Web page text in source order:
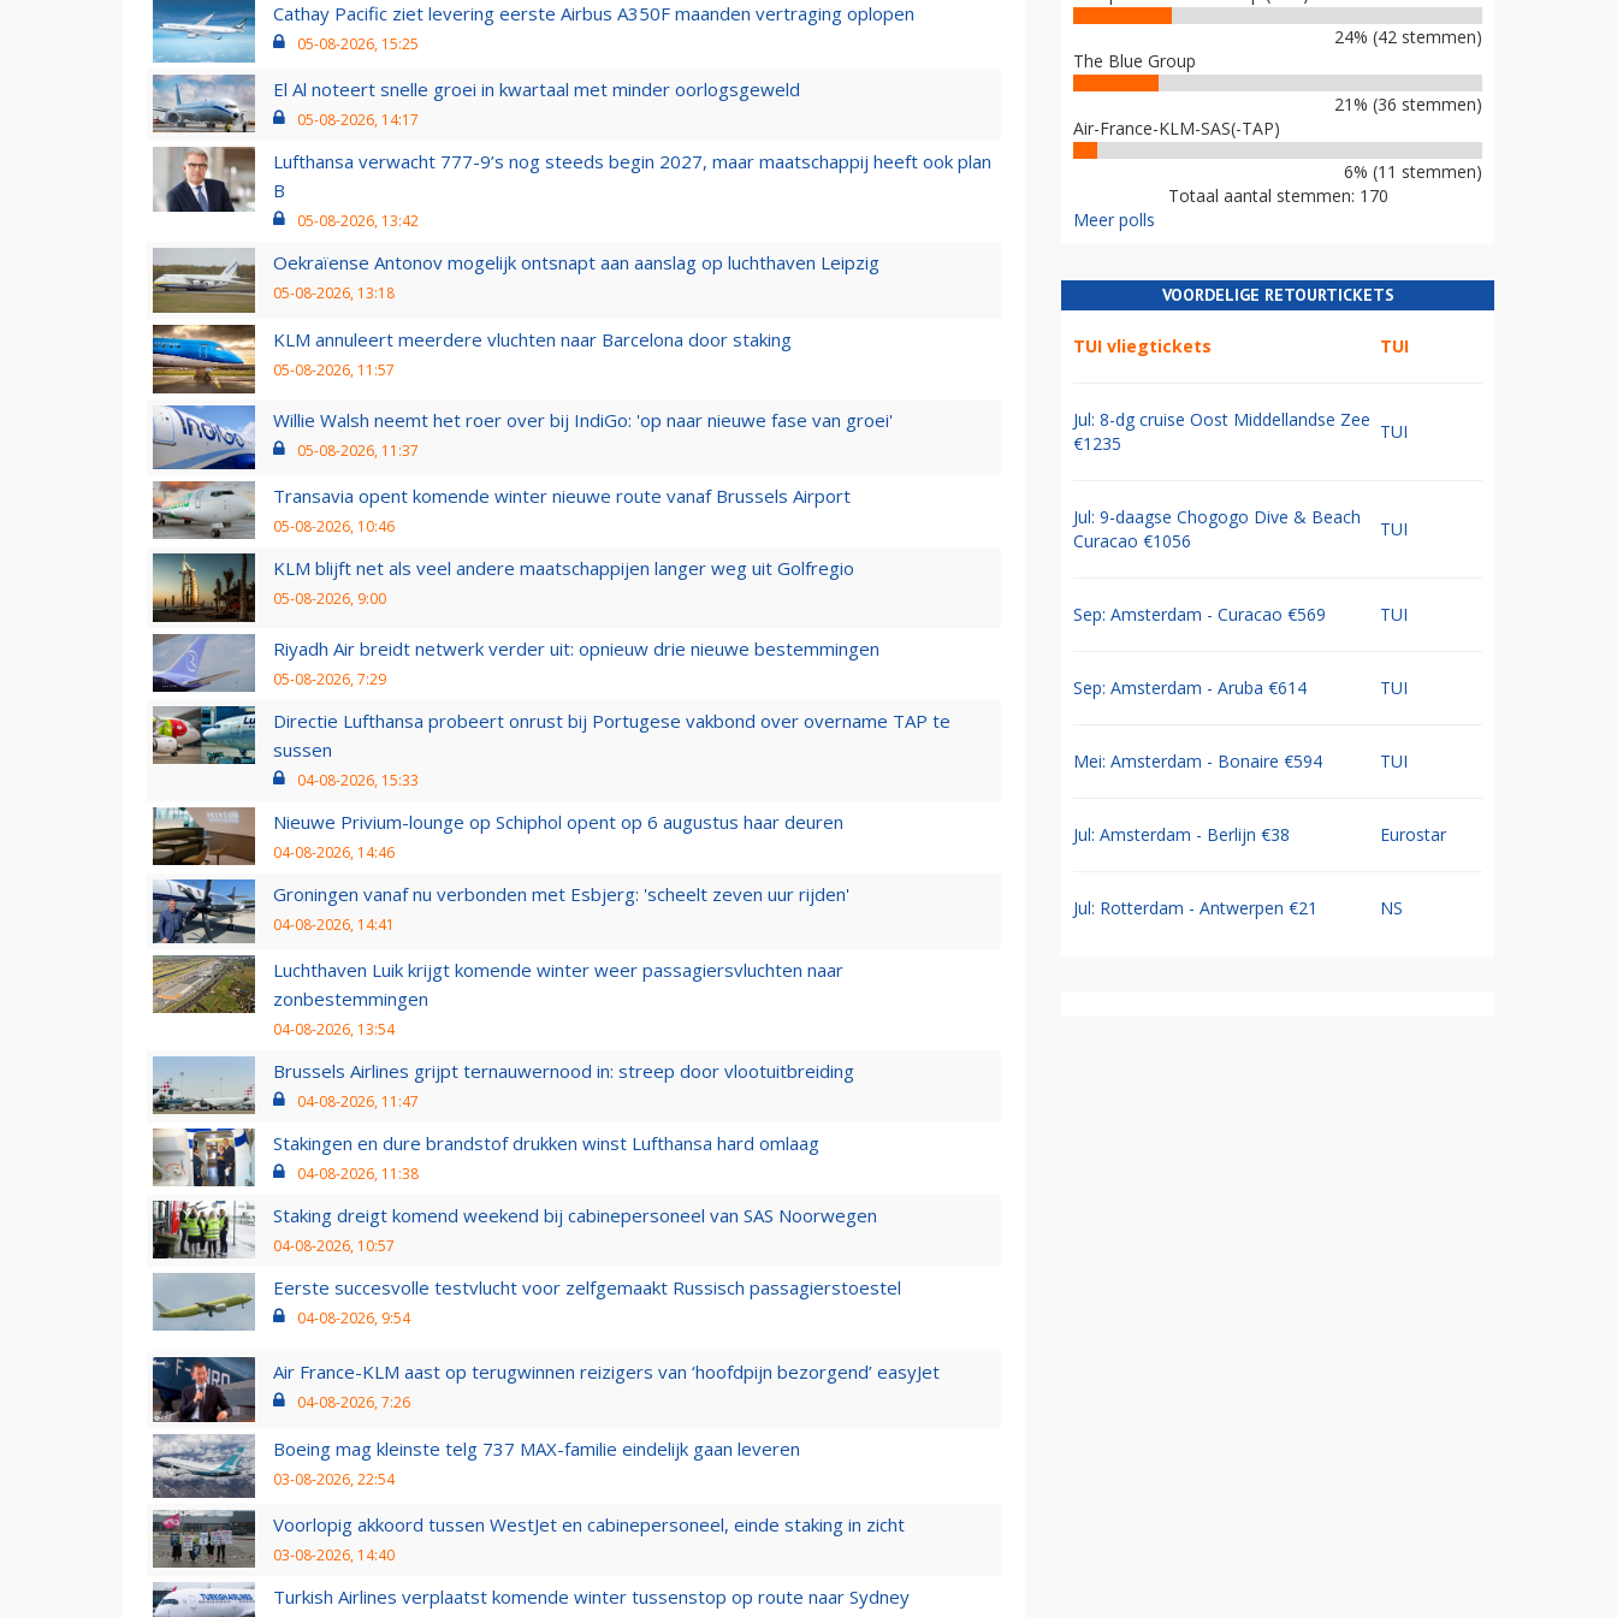
Cathay Pacific ziet levering eerste Airbus A350F maanden vertraging oplopen
05-08-2026, 15:25
El Al noteert snelle groei in kwartaal met minder oorlogsgeweld
05-08-2026, 14:17
Lufthansa verwacht 777-9’s nog steeds begin 2027, maar maatschappij heeft ook plan
B
05-08-2026, 13:42
Oekraïense Antonov mogelijk ontsnapt aan aanslag op luchthaven Leipzig
05-08-2026, 13:18
KLM annuleert meerdere vluchten naar Barcelona door staking
05-08-2026, 11:57
Willie Walsh neemt het roer over bij IndiGo: 'op naar nieuwe fase van groei'
05-08-2026, 11:37
Transavia opent komende winter nieuwe route vanaf Brussels Airport
05-08-2026, 10:46
KLM blijft net als veel andere maatschappijen langer weg uit Golfregio
05-08-2026, 9:00
Riyadh Air breidt netwerk verder uit: opnieuw drie nieuwe bestemmingen
05-08-2026, 7:29
Directie Lufthansa probeert onrust bij Portugese vakbond over overname TAP te
sussen
04-08-2026, 15:33
Nieuwe Privium-lounge op Schiphol opent op 6 augustus haar deuren
04-08-2026, 14:46
Groningen vanaf nu verbonden met Esbjerg: 'scheelt zeven uur rijden'
04-08-2026, 14:41
Luchthaven Luik krijgt komende winter weer passagiersvluchten naar
zonbestemmingen
04-08-2026, 13:54
Brussels Airlines grijpt ternauwernood in: streep door vlootuitbreiding
04-08-2026, 11:47
Stakingen en dure brandstof drukken winst Lufthansa hard omlaag
04-08-2026, 11:38
Staking dreigt komend weekend bij cabinepersoneel van SAS Noorwegen
04-08-2026, 10:57
Eerste succesvolle testvlucht voor zelfgemaakt Russisch passagierstoestel
04-08-2026, 9:54
Air France-KLM aast op terugwinnen reizigers van ‘hoofdpijn bezorgend’ easyJet
04-08-2026, 7:26
Boeing mag kleinste telg 737 MAX-familie eindelijk gaan leveren
03-08-2026, 22:54
Voorlopig akkoord tussen WestJet en cabinepersoneel, einde staking in zicht
03-08-2026, 14:40
Turkish Airlines verplaatst komende winter tussenstop op route naar Sydney
24% (42 stemmen)
The Blue Group
21% (36 stemmen)
Air-France-KLM-SAS(-TAP)
6% (11 stemmen)
Totaal aantal stemmen: 170
Meer polls
VOORDELIGE RETOURTICKETS
TUI vliegtickets TUI
Jul: 8-dg cruise Oost Middellandse Zee
€1235
TUI
Jul: 9-daagse Chogogo Dive & Beach
Curacao €1056
TUI
Sep: Amsterdam - Curacao €569 TUI
Sep: Amsterdam - Aruba €614 TUI
Mei: Amsterdam - Bonaire €594 TUI
Jul: Amsterdam - Berlijn €38 Eurostar
Jul: Rotterdam - Antwerpen €21 NS